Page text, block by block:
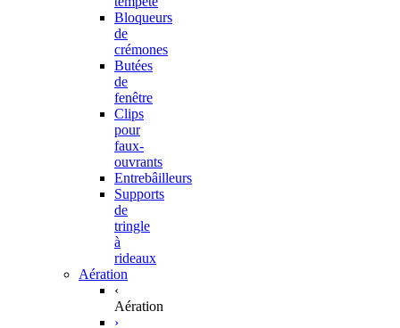
Bloqueurs
de
crémones
Butées
de
fenêtre
Clips
pour
faux-
ouvrants
Entrebâilleurs
Supports
de
tringle
à
rideaux
Aération
‹
Aération
›